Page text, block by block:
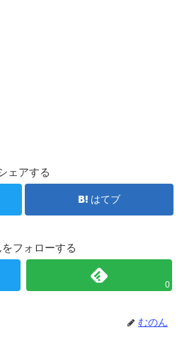
ェアする
はてブ
フォローする
0
むのん